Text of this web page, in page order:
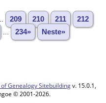
209 210 211
212
234» Neste»
Genealogy Sitebuildingv. 15.0.1,
© 2001-2026.